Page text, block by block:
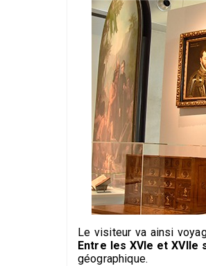
Le visiteur va ainsi
Entre les XVIe et XVIIe
géographique.